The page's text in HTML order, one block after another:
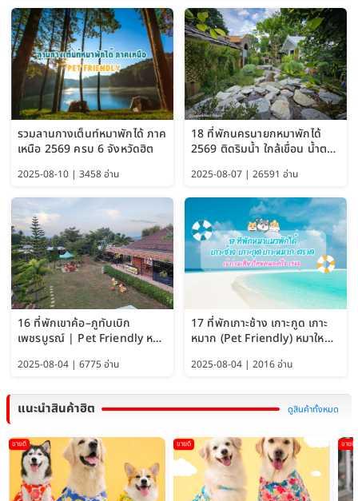
รวมลานกางเต็นท์หมาพักได้ ภาค
เหนือ 2569 ครบ 6 จังหวัดฮิต
2025-08-10 | 3458 อ่าน
18 ที่พักนครนายกหมาพักได้
2569 ติดริมน้ำ ใกล้เขื่อน น้ำตก
ได้
2025-08-07 | 26591 อ่าน
16 ที่พักเขาค้อ–ภูทับเบิก
เพชรบูรณ์ | Pet Friendly หมา
2025-08-04 | 6775 อ่าน
17 ที่พักเกาะช้าง เกาะกูด เกาะ
หมาก (Pet Friendly) หมาใหญ่
2025-08-04 | 2016 อ่าน
แนะนำสินค้าฮิต ดูสินค้าทั้งหมด
ขายดี ขายดี ขายดี